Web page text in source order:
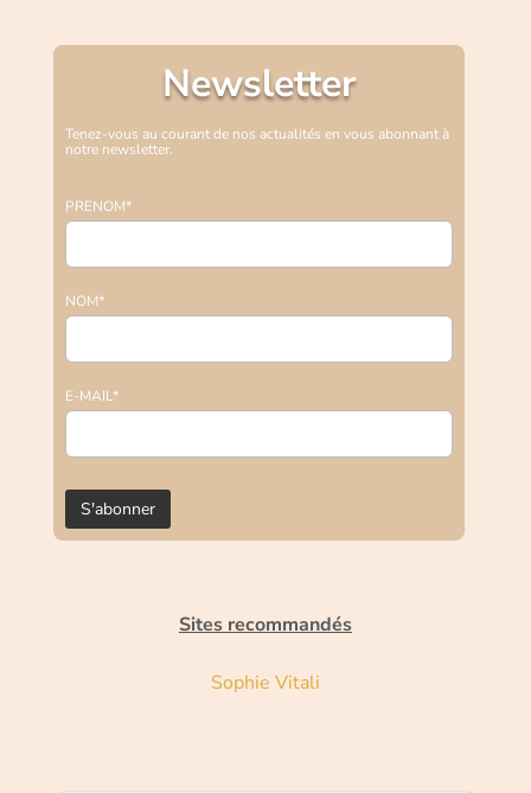
Newsletter
Tenez-vous au courant de nos actualités en vous abonnant à
notre newsletter.
PRENOM*
NOM*
E-MAIL*
Sites recommandés
Sophie Vitali